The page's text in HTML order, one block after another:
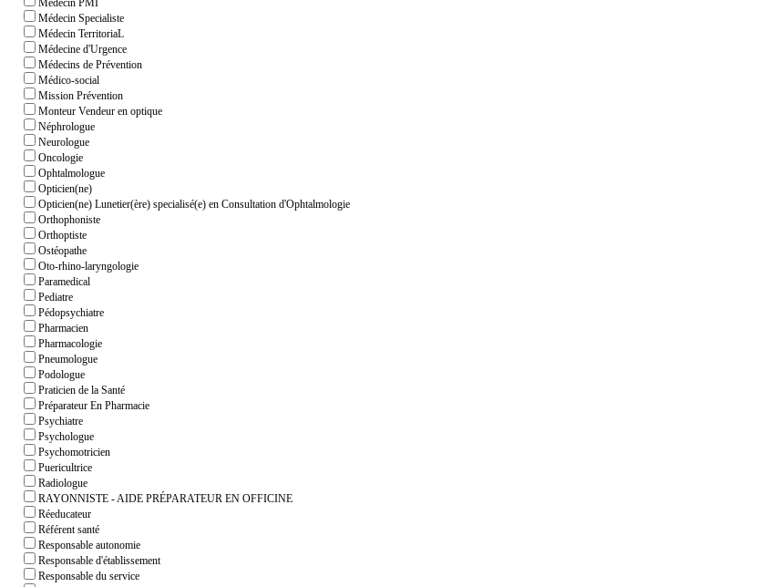
Médecin PMI
Médecin Specialiste
Médecin TerritoriaL
Médecine d'Urgence
Médecins de Prévention
Médico-social
Mission Prévention
Monteur Vendeur en optique
Néphrologue
Neurologue
Oncologie
Ophtalmologue
Opticien(ne)
Opticien(ne) Lunetier(ère) specialisé(e) en Consultation d'Ophtalmologie
Orthophoniste
Orthoptiste
Ostéopathe
Oto-rhino-laryngologie
Paramedical
Pediatre
Pédopsychiatre
Pharmacien
Pharmacologie
Pneumologue
Podologue
Praticien de la Santé
Préparateur En Pharmacie
Psychiatre
Psychologue
Psychomotricien
Puericultrice
Radiologue
RAYONNISTE - AIDE PRÉPARATEUR EN OFFICINE
Réeducateur
Référent santé
Responsable autonomie
Responsable d'établissement
Responsable du service